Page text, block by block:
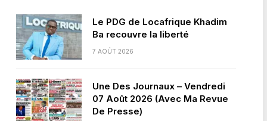
Le PDG de Locafrique Khadim
Ba recouvre la liberté
7 AOÛT 2026
Une Des Journaux – Vendredi
07 Août 2026 (Avec Ma Revue
De Presse)